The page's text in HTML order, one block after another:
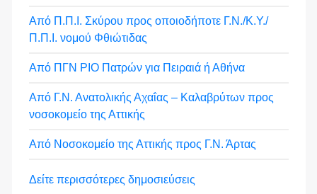
Από Π.Π.Ι. Σκύρου προς οποιοδήποτε Γ.Ν./Κ.Υ./
Π.Π.Ι. νομού Φθιώτιδας
Από ΠΓΝ ΡΙΟ Πατρών για Πειραιά ή Αθήνα
Από Γ.Ν. Ανατολικής Αχαΐας – Καλαβρύτων προς
νοσοκομείο της Αττικής
Από Νοσοκομείο της Αττικής προς Γ.Ν. Άρτας
Δείτε περισσότερες δημοσιεύσεις